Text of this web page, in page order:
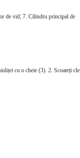
de vid; 7. Cilindru principal de
cu o cheie (3). 2. Scoateți